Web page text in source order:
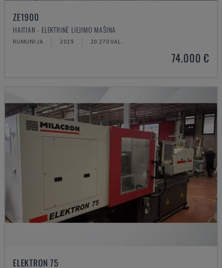
ZE1900
HAITIAN - ELEKTRINĖ LIEJIMO MAŠINA
RUMUNIJA 2019 20.270 VAL.
74.000 €
ELEKTRON 75